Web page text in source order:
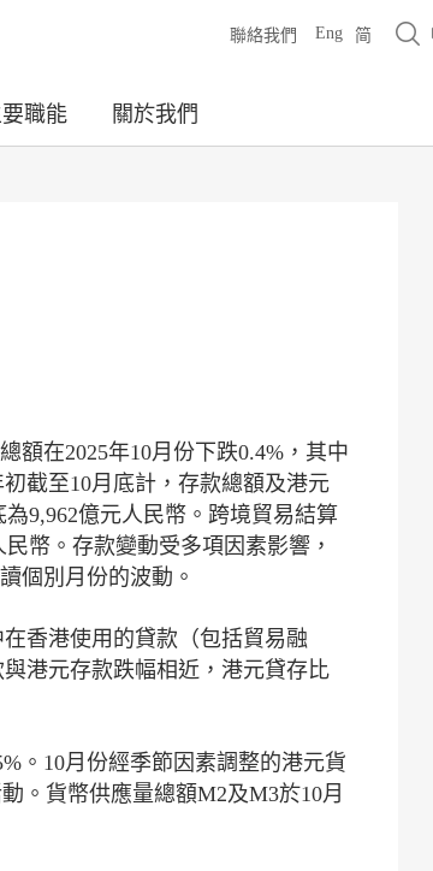
聯絡我們 Eng 简
職能 關於我們
額在2025年10月份下跌0.4%，其中
截至10月底計，存款總額及港元
9,962億元人民幣。跨境貿易結算
幣。存款變動受多項因素影響，
個別月份的波動。
香港使用的貸款（包括貿易融
港元存款跌幅相近，港元貸存比
。10月份經季節因素調整的港元貨
。貨幣供應量總額M2及M3於10月